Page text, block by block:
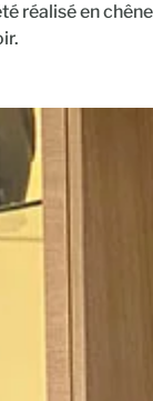
réalisé en